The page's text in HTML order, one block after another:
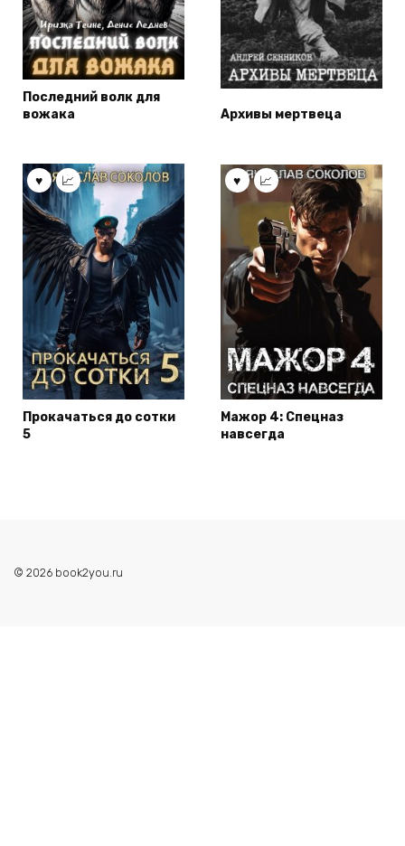
Последний волк для
вожака
Архивы мертвеца
Прокачаться до сотки
5
Мажор 4: Спецназ
навсегда
© 2026 book2you.ru